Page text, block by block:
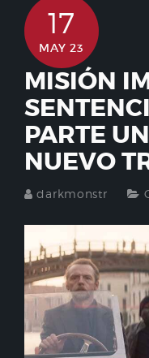
17
MAY 23
MISIÓN
PARTE
NUEVO
darkmonstr